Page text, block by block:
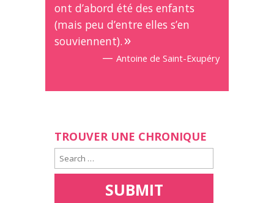
ont d’abord été des enfants
(mais peu d’entre elles s’en
souviennent).
— Antoine de Saint-Exupéry
TROUVER UNE CHRONIQUE